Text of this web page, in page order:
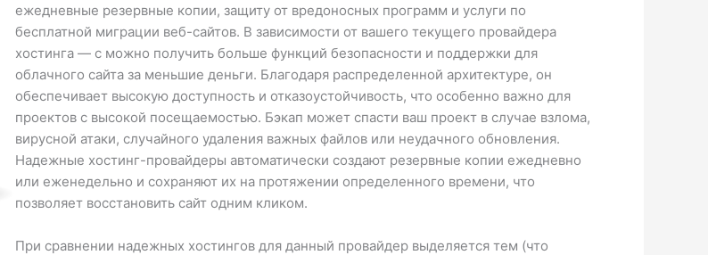
ежедневные резервные копии, защиту от вредоносных программ и услуги по
бесплатной миграции веб-сайтов. В зависимости от вашего текущего провайдера
хостинга — с можно получить больше функций безопасности и поддержки для
облачного сайта за меньшие деньги. Благодаря распределенной архитектуре, он
обеспечивает высокую доступность и отказоустойчивость, что особенно важно для
проектов с высокой посещаемостью. Бэкап может спасти ваш проект в случае взлома,
вирусной атаки, случайного удаления важных файлов или неудачного обновления.
Надежные хостинг-провайдеры автоматически создают резервные копии ежедневно
или еженедельно и сохраняют их на протяжении определенного времени, что
позволяет восстановить сайт одним кликом.
При сравнении надежных хостингов для данный провайдер выделяется тем (что